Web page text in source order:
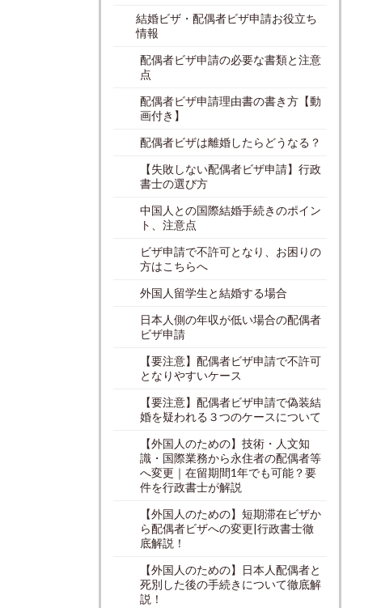
結婚ビザ・配偶者ビザ申請お役立ち
情報
配偶者ビザ申請の必要な書類と注意
点
配偶者ビザ申請理由書の書き方【動
画付き】
配偶者ビザは離婚したらどうなる？
【失敗しない配偶者ビザ申請】行政
書士の選び方
中国人との国際結婚手続きのポイン
ト、注意点
ビザ申請で不許可となり、お困りの
方はこちらへ
外国人留学生と結婚する場合
日本人側の年収が低い場合の配偶者
ビザ申請
【要注意】配偶者ビザ申請で不許可
となりやすいケース
【要注意】配偶者ビザ申請で偽装結
婚を疑われる３つのケースについて
【外国人のための】技術・人文知
識・国際業務から永住者の配偶者等
へ変更｜在留期間1年でも可能？要
件を行政書士が解説
【外国人のための】短期滞在ビザか
ら配偶者ビザへの変更|行政書士徹
底解説！
【外国人のための】日本人配偶者と
死別した後の手続きについて徹底解
説！